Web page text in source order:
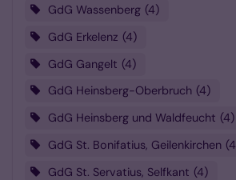
GdG Wassenberg 4
GdG Erkelenz 4
GdG Gangelt 4
GdG Heinsberg-Oberbruch 4
GdG Heinsberg und Waldfeucht 4
GdG St. Bonifatius, Geilenkirchen 4
GdG St. Servatius, Selfkant 4